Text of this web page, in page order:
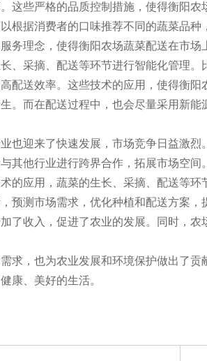
些严格的品质控制措施，使得衡阳农
据消费者的口味推荐不同的蔬菜品
理念，使得衡阳农场蔬菜配送在市场
采摘、配送等环节进行智能化管理
送效率。这些技术的应用，使得衡阳
而在配送过程中，也会尽量采用新
迎来了快速发展，市场竞争日益激
其他行业进行跨界合作，拓展市场空间。
应用，蔬菜的生长、采摘、配送等
测市场需求，优化种植和配送方案，
收入，促进了农业的发展。同时，
，也为农业发展和环境保护做出了
康、美好的生活。